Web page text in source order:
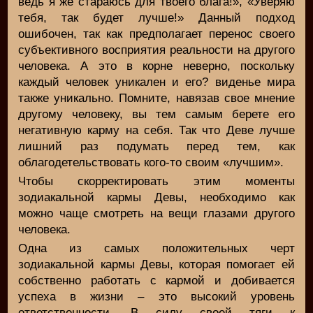
тебя, так будет лучше!» Данный подход
ошибочен, так как предполагает перенос своего
субъективного восприятия реальности на другого
человека. А это в корне неверно, поскольку
каждый человек уникален и его? виденье мира
также уникально. Помните, навязав свое мнение
другому человеку, вы тем самым берете его
негативную карму на себя. Так что Деве лучше
лишний раз подумать перед тем, как
облагодетельствовать кого-то своим «лучшим».
Чтобы скорректировать этим моменты
зодиакальной кармы Девы, необходимо как
можно чаще смотреть на вещи глазами другого
человека.
Одна из самых положительных черт
зодиакальной кармы Девы, которая помогает ей
собственно работать с кармой и добивается
успеха в жизни – это высокий уровень